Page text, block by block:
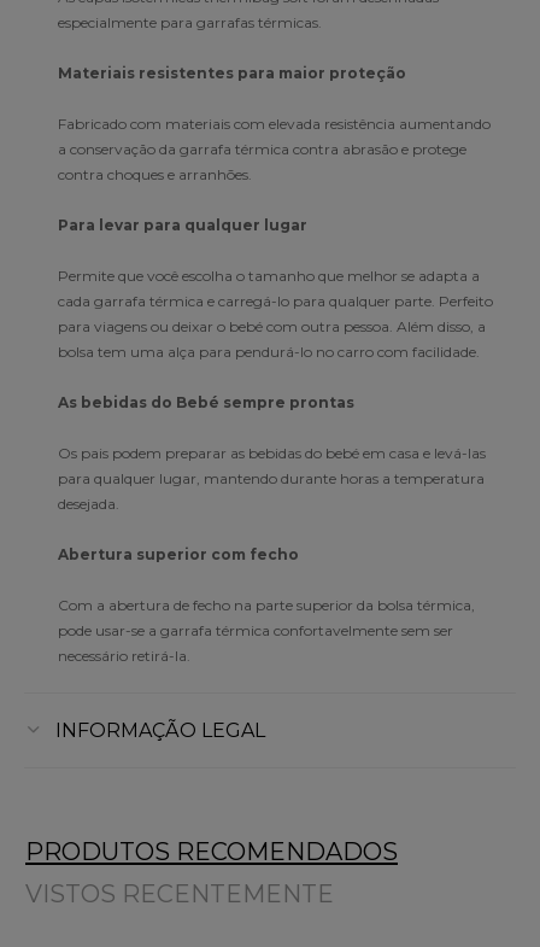
especialmente para garrafas térmicas.
Materiais resistentes para maior proteção
Fabricado com materiais com elevada resistência aumentando
a conservação da garrafa térmica contra abrasão e protege
contra choques e arranhões.
Para levar para qualquer lugar
Permite que você escolha o tamanho que melhor se adapta a
cada garrafa térmica e carregá-lo para qualquer parte. Perfeito
para viagens ou deixar o bebé com outra pessoa. Além disso, a
bolsa tem uma alça para pendurá-lo no carro com facilidade.
As bebidas do Bebé sempre prontas
Os pais podem preparar as bebidas do bebé em casa e levá-las
para qualquer lugar, mantendo durante horas a temperatura
desejada.
Abertura superior com fecho
Com a abertura de fecho na parte superior da bolsa térmica,
pode usar-se a garrafa térmica confortavelmente sem ser
necessário retirá-la.
INFORMAÇÃO LEGAL
PRODUTOS RECOMENDADOS
VISTOS RECENTEMENTE